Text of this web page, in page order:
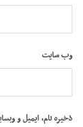
وب‌ سایت
ذخیره نام، ایمیل و